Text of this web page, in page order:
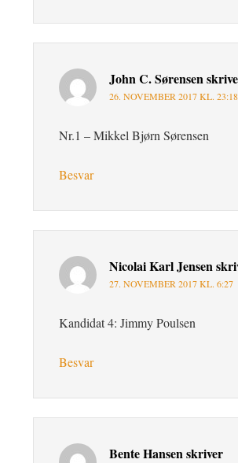
John C. Sørensen
26. NOVEMBER 2017 KL. 23:18
Nr.1 – Mikkel Bjørn Sørensen
Besvar
Nicolai Karl Jensen
27. NOVEMBER 2017 KL. 6:27
Kandidat 4: Jimmy Poulsen
Besvar
Bente Hansenskriver